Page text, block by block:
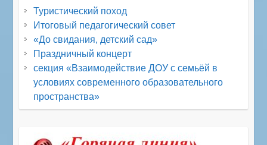
Туристический поход
Итоговый педагогический совет
«До свидания, детский сад»
Праздничный концерт
секция «Взаимодействие ДОУ с семьёй в
условиях современного образовательного
пространства»